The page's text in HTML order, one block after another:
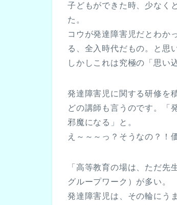
子どもができた時、少なく
コウが発達障害児だとわか
る、全入時
しかしこれは究極の「 思い
発達障害児に関する研修を
どの講師も言うのです。「
邪魔
え～～～っ？そうなの？！
「高等教育の場は、ただ先
グループワーク）が多い。
発達障害児は、その輪にう